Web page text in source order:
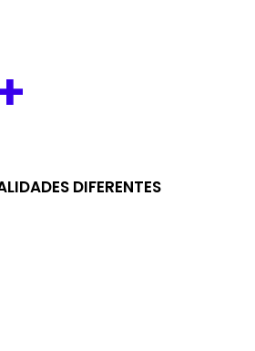
DIFERENTES